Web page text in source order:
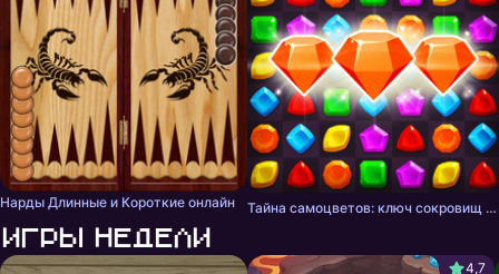
Нарды Длинные и Короткие онлайн Тайна самоцветов: ключ сокровищ - три в ряд
Игры недели
4,7